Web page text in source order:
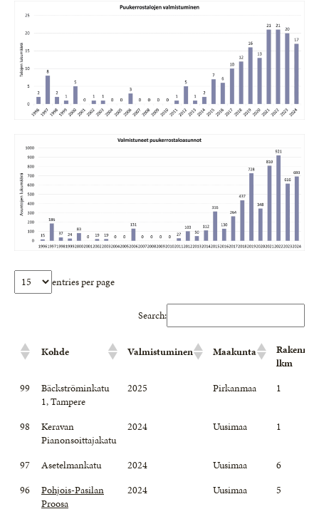
entries per page
Search:
Kohde Valmistuminen Maakunta
lkm
Kohde
Valmistuminen Maakunta
lkm
99
Bäckströminkatu
1, Tampere
2025 Pirkanmaa 1
98
Keravan
Pianonsoittajakatu
2024 Uusimaa 1
97 Asetelmankatu 2024 Uusimaa
6
96
Pohjois-Pasilan
Proosa
2024 Uusimaa 5